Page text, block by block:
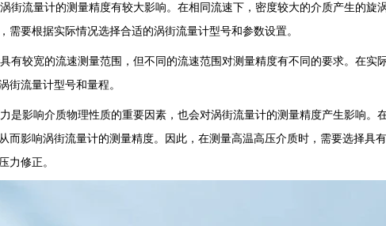
街流量计的测量精度有较大影响。在相同流速下，密度较大的介质产生的旋
需要根据实际情况选择合适的涡街流量计型号和参数设置。
有较宽的流速测量范围，但不同的流速范围对测量精度有不同的要求。在实
街流量计型号和量程。
是影响介质物理性质的重要因素，也会对涡街流量计的测量精度产生影响。
而影响涡街流量计的测量精度。因此，在测量高温高压介质时，需要选择具
力修正。